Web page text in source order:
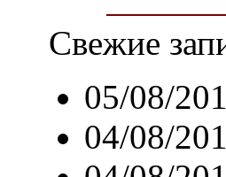
Свежие
05/08/
04/08/